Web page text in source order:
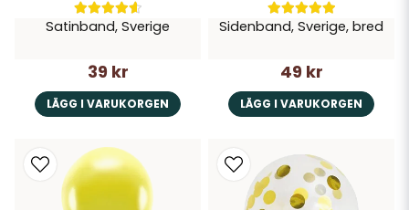
Satinband, Sverige
39 kr
LÄGG I VARUKORGEN
Sidenband, Sverige, bred
49 kr
LÄGG I VARUKORGEN